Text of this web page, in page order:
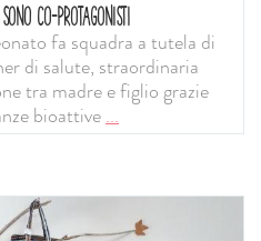
CO-PROTAGONISTI
fa squadra a tutela di
di salute, straordinaria
tra madre e figlio grazie
bioattive...